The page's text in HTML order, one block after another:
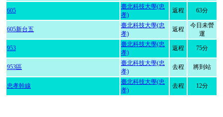
605
臺北科技大學(忠
孝)
返程 63分
605新台五
臺北科技大學(忠
孝)
返程
今日未營
運
953
臺北科技大學(忠
孝)
返程 75分
953區
臺北科技大學(忠
孝)
去程 將到站
忠孝幹線
臺北科技大學(忠
孝)
去程 12分